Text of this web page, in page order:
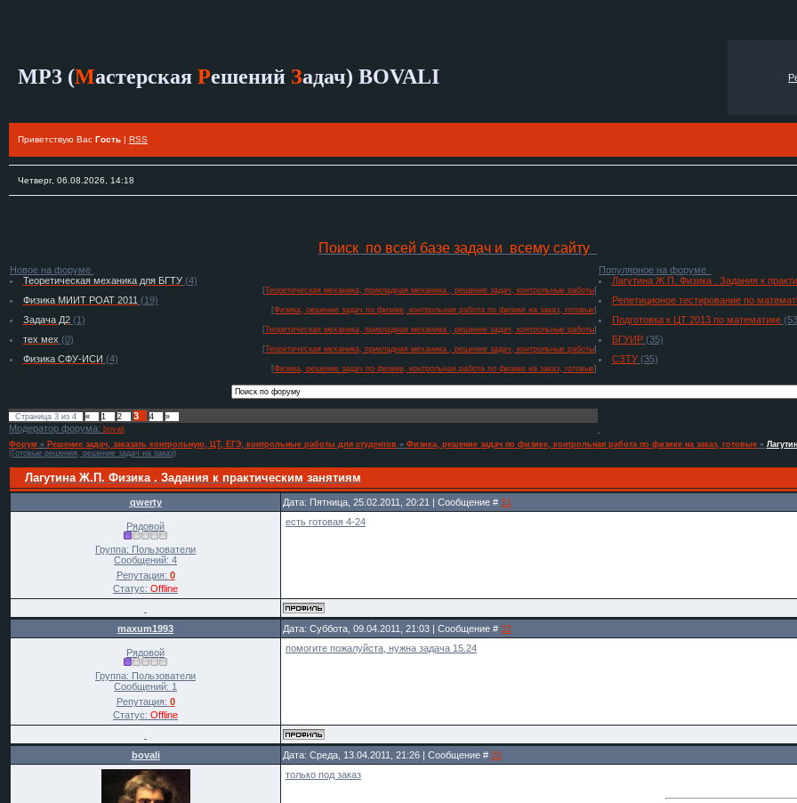
MP3 (Мастерская Решений Задач) BOVALI
Приветствую Вас Гость | RSS
Четверг, 06.08.2026, 14:18
Поиск по всей базе задач и всему сайту
Новое на форуме
Теоретическая механика для БГТУ(4)
[Теоретическая механика, прикладная механика , решение задач, контрольные работы]
Физика МИИТ РОАТ 2011 (19)
[Физика, решение задач по физике, контрольная работа по физике на заказ, готовые]
Задача Д2(1)
[Теоретическая механика, прикладная механика , решение задач, контрольные работы]
тех мех (0)
[Теоретическая механика, прикладная механика , решение задач, контрольные работы]
Физика СФУ-ИСИ (4)
[Физика, решение задач по физике, контрольная работа по физике на заказ, готовые]
Популярное на форуме
Лагутина Ж.П. Физика . Задания к
Репетиционое тестирование по
Подготовка к ЦТ 2013 по математике
БГУИР (35)
СЗТУ (35)
Страница 3 из 4 « 1 2 3 4 »
Модератор форума: bovali
Форум » Решение задач, заказать контрольную, ЦТ, ЕГЭ, контрольные работы для студентов » Физика, решение задач по физике, контрольная работа по физике на заказ, готовые »
(Готовые решения, решение задач на заказ)
Лагутина Ж.П. Физика . Задания к практическим занятиям
qwerty Дата: Пятница, 25.02.2011, 20:21 | Сообщение # 31
Рядовой
Группа: Пользователи
Сообщений: 4
Репутация: 0
Статус: Offline
есть готовая 4-24
maxum1993 Дата: Суббота, 09.04.2011, 21:03 | Сообщение # 32
Рядовой
Группа: Пользователи
Сообщений: 1
Репутация: 0
Статус: Offline
помогите пожалуйста, нужна задача 15.24
bovali Дата: Среда, 13.04.2011, 21:26 | Сообщение # 33
только под заказ